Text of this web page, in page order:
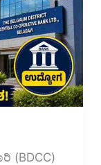
(BDCC)